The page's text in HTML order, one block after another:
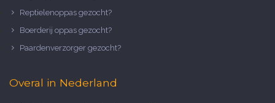
Reptielenoppas gezocht?
Boerderij oppas gezocht?
Paardenverzorger gezocht?
Overal in Nederland